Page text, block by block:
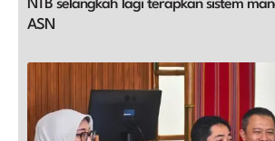
NTB selangkah lagi terapkan sistem
ASN